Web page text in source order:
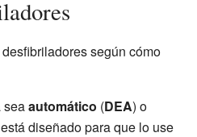
según cómo
seaautomático (DEA) o
diseñado para que lo use